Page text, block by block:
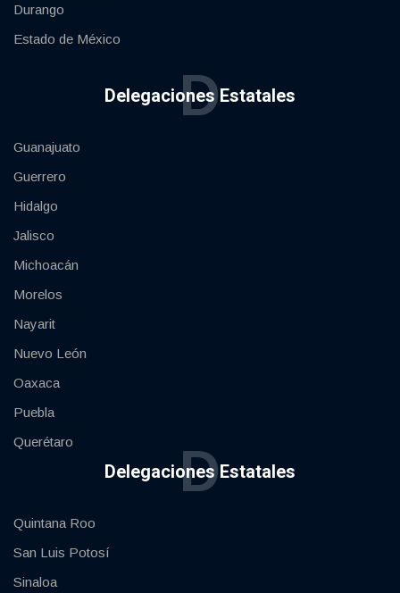
Durango
Estado de México
Delegaciones Estatales
D
Guanajuato
Guerrero
Hidalgo
Jalisco
Michoacán
Morelos
Nayarit
Nuevo León
Oaxaca
Puebla
Querétaro
Delegaciones Estatales
D
Quintana Roo
San Luis Potosí
Sinaloa